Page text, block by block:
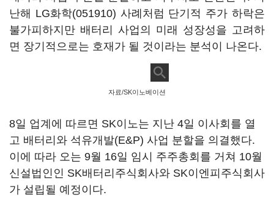
난해 LG화학(051910) 사례처럼 단기적 주가 하락은
불가피하지만 배터리 사업의 미래 성장성을 고려하
면 장기적으로는 호재가 될 것이라는 분석이 나온다.
자료/SK이노베이션
8일 업계에 따르면 SK이노는 지난 4일 이사회를 열
고 배터리와 석유개발(E&P) 사업 분할을 의결했다.
이에 따라 오는 9월 16일 임시 주주총회를 거쳐 10월
신설법인인 SK배터리주식회사와 SK이엔피주식회사
가 설립될 예정이다.